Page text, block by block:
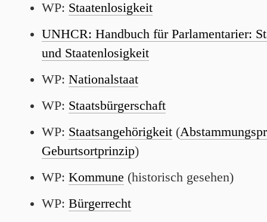
WP: Staatenlosigkeit
UNHCR: Handbuch für Parlamentarier:
und Staatenlosigkeit
WP: Nationalstaat
WP: Staatsbürgerschaft
WP: Staatsangehörigkeit (
Geburtsortprinzip)
WP: Kommune (historisch gesehen)
WP: Bürgerrecht